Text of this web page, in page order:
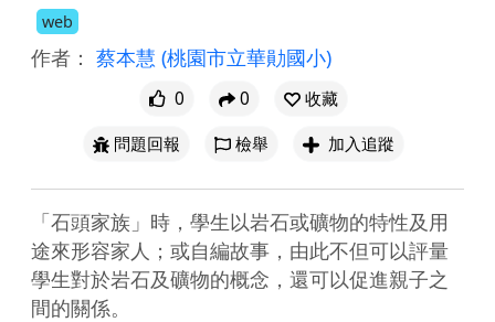
web
作者： 蔡本慧 (桃園市立華勛國小)
0 0
收藏
問題回報
檢舉 加入追蹤
「石頭家族」時，學生以岩石或礦物的特性及用
途來形容家人；或自編故事，由此不但可以評量
學生對於岩石及礦物的概念，還可以促進親子之
間的關係。